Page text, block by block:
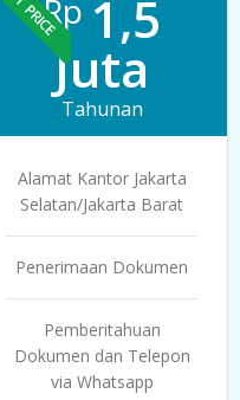
Rp 1,5
Juta
Tahunan
Alamat Kantor Jakarta
Selatan/Jakarta Barat
Penerimaan Dokumen
Pemberitahuan
Dokumen dan Telepon
via Whatsapp